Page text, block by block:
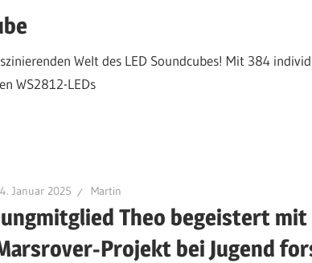
Welt des LED Soundcubes! Mit 384
WS2812-LEDs
Januar 2025 Martin
Theo begeistert mit
Projekt bei Jugend